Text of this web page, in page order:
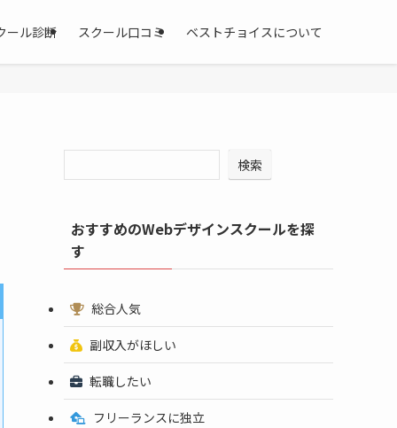
ール診断 スクール口コミ ベストチョイスについて
検索
おすすめのWebデザインスクールを探
す
総合人気
副収入がほしい
転職したい
フリーランスに独立